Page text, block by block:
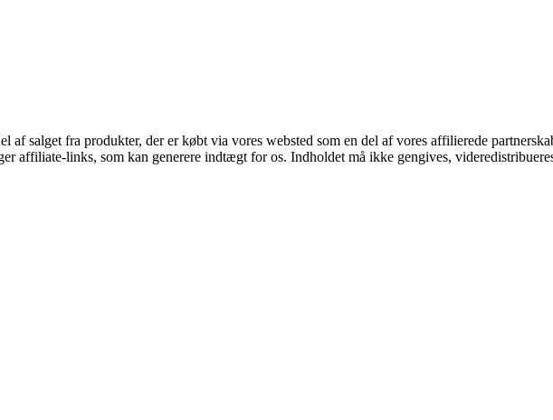
salget fra produkter, der er købt via vores websted som en del af vores affilierede
affiliate-links, som kan generere indtægt for os. Indholdet må ikke gengives,